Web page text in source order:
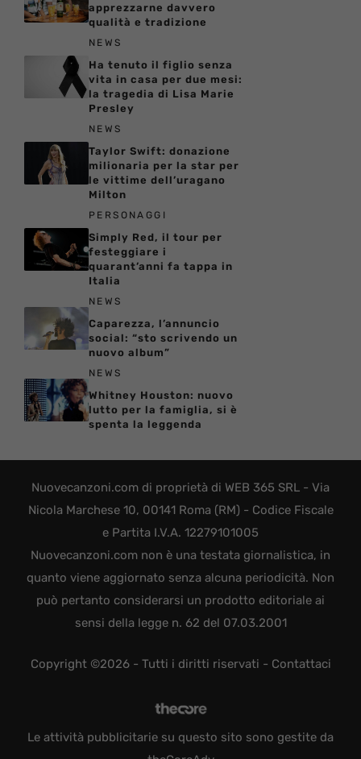
apprezzarne davvero
qualità e tradizione
NEWS
Ha tenuto il figlio senza
vita in casa per due mesi:
la tragedia di Lisa Marie
Presley
NEWS
Taylor Swift: donazione
milionaria per la star per
le vittime dell’uragano
Milton
PERSONAGGI
Simply Red, il tour per
festeggiare i
quarant’anni fa tappa in
Italia
NEWS
Caparezza, l’annuncio
social: “sto scrivendo un
nuovo album”
NEWS
Whitney Houston: nuovo
lutto per la famiglia, si è
spenta la leggenda
Nuovecanzoni.com di proprietà di WEB 365 SRL - Via
Nicola Marchese 10, 00141 Roma (RM) - Codice Fiscale
e Partita I.V.A. 12279101005
Nuovecanzoni.com non è una testata giornalistica, in
quanto viene aggiornato senza alcuna periodicità. Non
può pertanto considerarsi un prodotto editoriale ai
sensi della legge n. 62 del 07.03.2001
Copyright ©2026 - Tutti i diritti riservati - Contattaci
Le attività pubblicitarie su questo sito sono gestite da